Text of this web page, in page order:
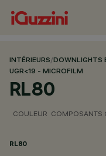
INTÉRIEURS/DOWNLIGHTS
UGR<19 - MICROFILM
RL80
COULEUR COMPOSANTS
RL80